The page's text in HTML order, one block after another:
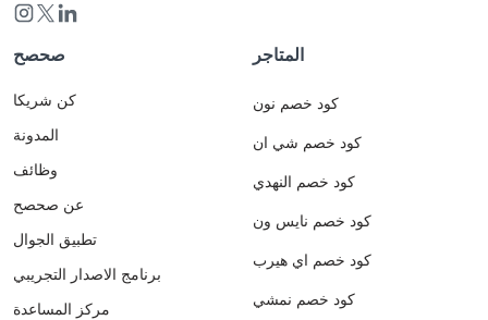
صحصح
كن شريكا
المدونة
وظائف
عن صحصح
تطبيق الجوال
برنامج الاصدار التجريبي
مركز المساعدة
المتاجر
كود خصم نون
كود خصم شي ان
كود خصم النهدي
كود خصم نايس ون
كود خصم اي هيرب
كود خصم نمشي